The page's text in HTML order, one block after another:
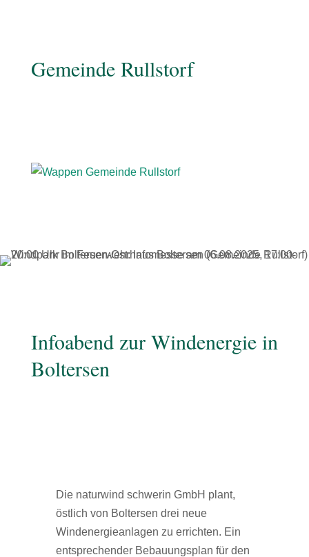
Gemeinde Rullstorf
Infoabend zur Windenergie in
Boltersen
Die naturwind schwerin GmbH plant,
östlich von Boltersen drei neue
Windenergieanlagen zu errichten. Ein
entsprechender Bebauungsplan für den